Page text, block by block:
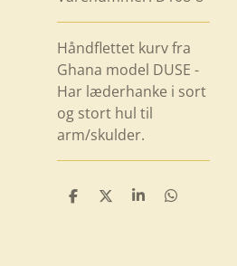
Håndflettet kurv fra
Ghana model DUSE -
Har læderhanke i sort
og stort hul til
arm/skulder.
D
D
D
D